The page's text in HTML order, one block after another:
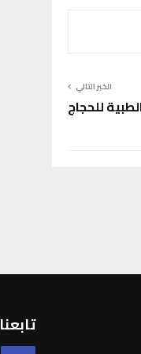
الخبر التالي
للحجاج
تابعنا